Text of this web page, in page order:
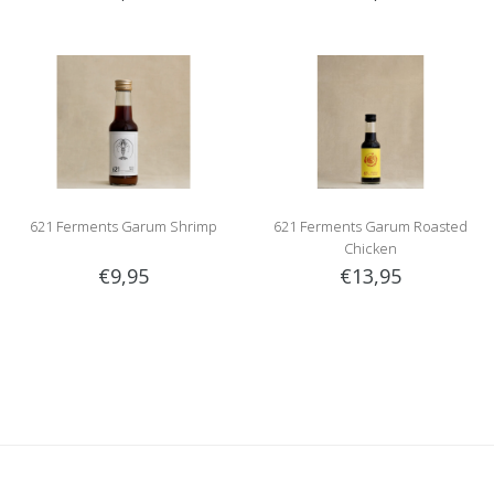
621 Ferments Garum Shrimp
€9,95
621 Ferments Garum Roasted
Chicken
€13,95